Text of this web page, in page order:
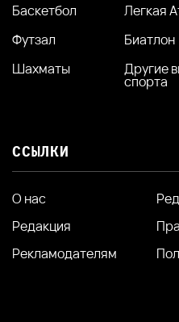
Баскетбол
Легкая
Футзал
Биатлон
Шахматы
Другие
спорта
ССЫЛКИ
О нас
Редакция
Рекламодателям